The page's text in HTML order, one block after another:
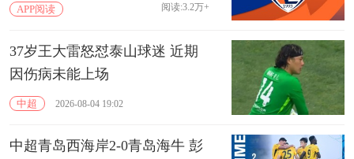
APP阅读 阅读:3.2万+
37岁王大雷怒怼泰山球迷 近期
因伤病未能上场
中超 2026-08-04 19:02
中超青岛西海岸2-0青岛海牛 彭